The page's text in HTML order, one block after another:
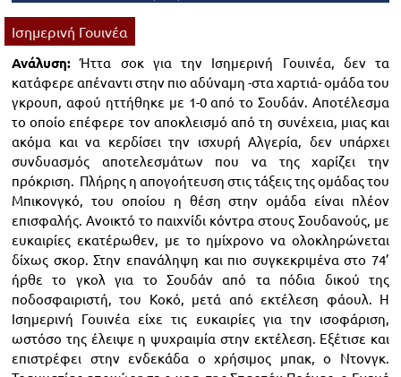
Ισημερινή Γουινέα
Ανάλυση: Ήττα σοκ για την Ισημερινή Γουινέα, δεν τα
κατάφερε απέναντι στην πιο αδύναμη -στα χαρτιά- ομάδα του
γκρουπ, αφού ηττήθηκε με 1-0 από το Σουδάν. Αποτέλεσμα
το οποίο επέφερε τον αποκλεισμό από τη συνέχεια, μιας και
ακόμα και να κερδίσει την ισχυρή Αλγερία, δεν υπάρχει
συνδυασμός αποτελεσμάτων που να της χαρίζει την
πρόκριση. Πλήρης η απογοήτευση στις τάξεις της ομάδας του
Μπικονγκό, του οποίου η θέση στην ομάδα είναι πλέον
επισφαλής. Ανοικτό το παιχνίδι κόντρα στους Σουδανούς, με
ευκαιρίες εκατέρωθεν, με το ημίχρονο να ολοκληρώνεται
δίχως σκορ. Στην επανάληψη και πιο συγκεκριμένα στο 74’
ήρθε το γκολ για το Σουδάν από τα πόδια δικού της
ποδοσφαιριστή, του Κοκό, μετά από εκτέλεση φάουλ. Η
Ισημερινή Γουινέα είχε τις ευκαιρίες για την ισοφάριση,
ωστόσο της έλειψε η ψυχραιμία στην εκτέλεση. Εξέτισε και
επιστρέφει στην ενδεκάδα ο χρήσιμος μπακ, ο Ντονγκ.